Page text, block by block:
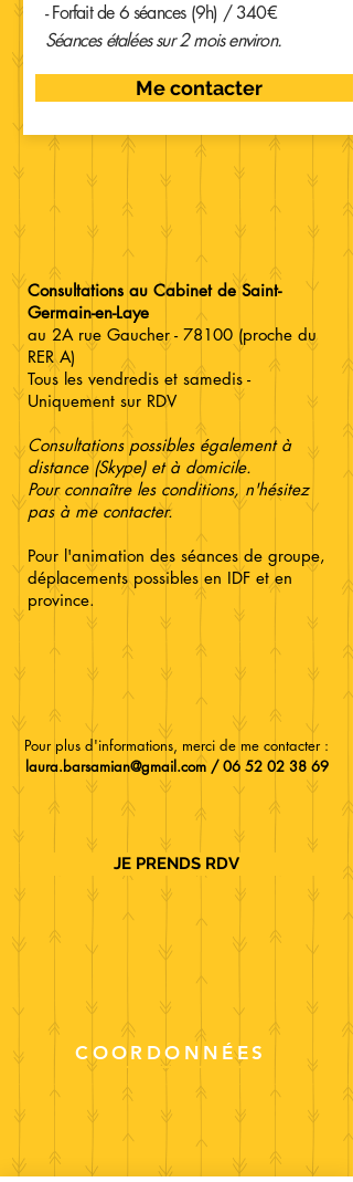
- Forfait de 6 séances (9h) / 340€
Séances étalées sur 2 mois environ.
Me contacter
Consultations au Cabinet de Saint-
Germain-en-Laye
au 2A rue Gaucher - 78100 (proche du
RER A)
Tous les vendredis et samedis -
Uniquement sur RDV
Consultations possibles également à
distance (Skype) et à domicile.
Pour connaître les conditions, n'hésitez
pas à me contacter.
Pour l'animation des séances de groupe,
déplacements possibles en IDF et en
province.
Pour plus d'informations, merci de me contacter :
laura.barsamian@gmail.com/06 52 02 38 69
JE PRENDS RDV
COORDONNÉES